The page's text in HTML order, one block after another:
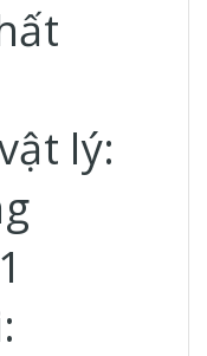
lý: